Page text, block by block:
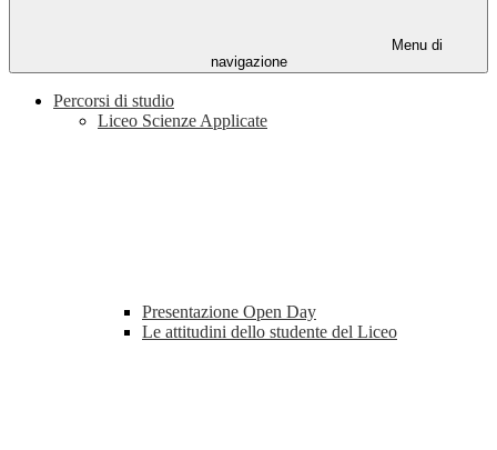
Menu di
navigazione
Percorsi di studio
Liceo Scienze Applicate
Presentazione Open Day
Le attitudini dello studente del Liceo